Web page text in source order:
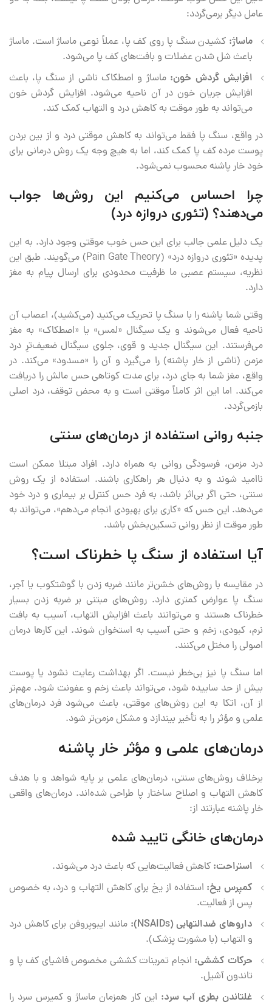
عامل دیگر برمی‌گردد:
ماساژ: کشیدن سنگ پا روی کف پا، عملاً نوعی ماساژ است. ماساژ
باعث شل شدن عضلات و بافت‌های کف پا می‌شود.
افزایش گردش خون: ماساژ و اصطکاک ناشی از سنگ پا، باعث
افزایش جریان خون در آن ناحیه می‌شود. افزایش گردش خون
می‌تواند به طور موقت به کاهش درد و التهاب کمک کند.
در واقع، سنگ پا فقط می‌تواند به کاهش موقتی درد و از بین بردن
پوست مرده کف پا کمک کند، اما به هیچ وجه یک روش درمانی برای
خود خار پاشنه محسوب نمی‌شود.
چرا احساس می‌کنیم این روش‌ها جواب
می‌دهند؟ (تئوری دروازه درد)
یک دلیل علمی جالب برای این حس خوب موقتی وجود دارد. به این
پدیده «تئوری دروازه درد» (Pain Gate Theory) می‌گویند. طبق این
نظریه، سیستم عصبی ما ظرفیت محدودی برای ارسال پیام به مغز
دارد.
وقتی شما پاشنه را با سنگ پا تحریک می‌کنید (می‌کشید)، اعصاب آن
ناحیه فعال می‌شوند و یک سیگنال «لمس» یا «اصطکاک» به مغز
می‌فرستند. این سیگنال جدید و قوی، جلوی سیگنال ضعیف‌ترِ درد
مزمن (ناشی از خار پاشنه) را می‌گیرد و آن را «مسدود» می‌کند. در
واقع، مغز شما به جای درد، برای مدت کوتاهی حس مالش را دریافت
می‌کند. اما این اثر کاملاً موقتی است و به محض توقف، درد اصلی
بازمی‌گردد.
جنبه روانی استفاده از درمان‌های سنتی
درد مزمن، فرسودگی روانی به همراه دارد. افراد مبتلا ممکن است
ناامید شوند و به دنبال هر راهکاری باشند. استفاده از یک روش
سنتی، حتی اگر بی‌اثر باشد، به فرد حس کنترل بر بیماری و درد خود
می‌دهد. این حس که «کاری برای بهبودی انجام می‌دهم»، می‌تواند به
طور موقت از نظر روانی تسکین‌بخش باشد.
آیا استفاده از سنگ پا خطرناک است؟
در مقایسه با روش‌های خشن‌تر مانند ضربه زدن با گوشتکوب یا آجر،
سنگ پا عوارض کمتری دارد. روش‌های مبتنی بر ضربه زدن بسیار
خطرناک هستند و می‌توانند باعث افزایش التهاب، آسیب به بافت
نرم، کبودی، زخم و حتی آسیب به استخوان شوند. این کارها درمان
اصولی را مختل می‌کنند.
اما سنگ پا نیز بی‌خطر نیست. اگر بهداشت رعایت نشود یا پوست
بیش از حد ساییده شود، می‌تواند باعث زخم و عفونت شود. مهم‌تر
از آن، اتکا به این روش‌های موقتی، باعث می‌شود فرد درمان‌های
علمی و مؤثر را به تأخیر بیندازد و مشکل مزمن‌تر شود.
درمان‌های علمی و مؤثر خار پاشنه
برخلاف روش‌های سنتی، درمان‌های علمی بر پایه شواهد و با هدف
کاهش التهاب و اصلاح ساختار پا طراحی شده‌اند. درمان‌های واقعی
خار پاشنه عبارتند از:
درمان‌های خانگی تایید شده
استراحت: کاهش فعالیت‌هایی که باعث درد می‌شوند.
کمپرس یخ: استفاده از یخ برای کاهش التهاب و درد، به خصوص
پس از فعالیت.
داروهای ضدالتهابی (NSAIDs):
مانند ایبوپروفن برای کاهش درد
و التهاب (با مشورت پزشک).
حرکات کششی: انجام تمرینات کششی مخصوص فاشیای کف پا و
تاندون آشیل.
غلتاندن بطری آب سرد: این کار همزمان ماساژ و کمپرس سرد را